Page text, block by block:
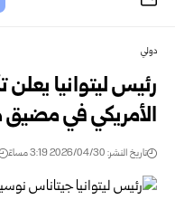
دولي
رئيس ليتوانيا يعلن
الأمريكي في مضيق
تاريخ النشر: 2026/04/30 3:19 مساءً